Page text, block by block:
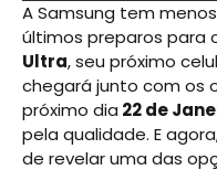
A Samsung tem
últimos preparos para
Ultra, seu próximo
chegará junto com os
próximo dia 22 de
pela qualidade. E
de revelar uma das